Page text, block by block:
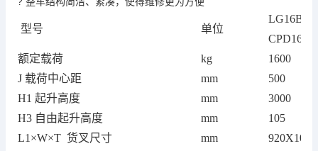
型号 单位
LG16B
CPD16
额定载荷
kg
1600
J 载荷中心距
mm
500
H1 起升高度
mm
3000
H3 自由起升高度
mm
105
L1×W×T 货叉尺寸
mm